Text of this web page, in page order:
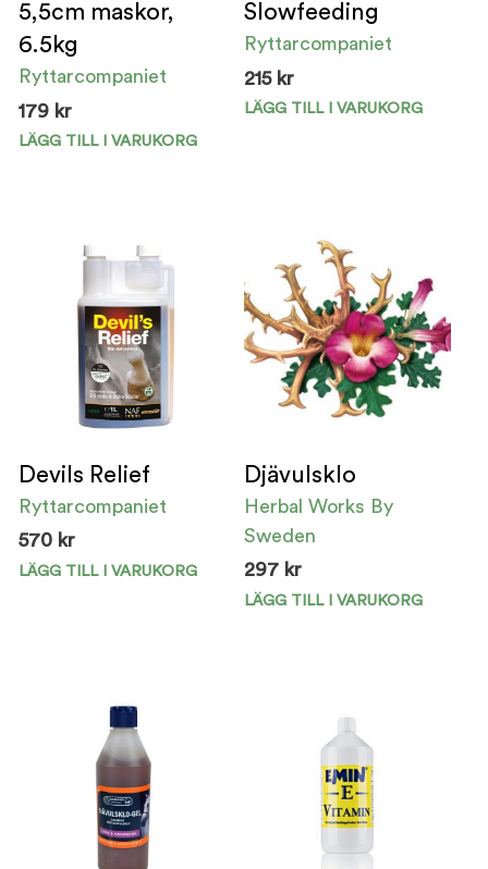
5,5cm maskor,
6.5kg
Ryttarcompaniet
179 kr
LÄGG TILL I VARUKORG
Slowfeeding
Ryttarcompaniet
215 kr
LÄGG TILL I VARUKORG
olika
Devils Relief
Ryttarcompaniet
570 kr
LÄGG TILL I VARUKORG
Djävulsklo
Herbal Works By
Sweden
297 kr
LÄGG TILL I VARUKORG